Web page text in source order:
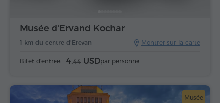
Montrer sur la carte
1 km du centre d'Erevan
Musée d'Ervand Kochar
Billet d'entrée: 4.44 USDpar personne
Musée